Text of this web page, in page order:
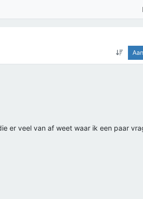
er veel van af weet waar ik een paar